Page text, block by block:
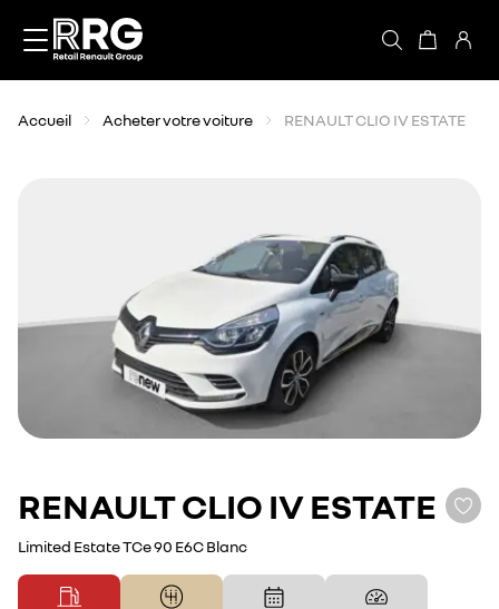
Accueil Acheter votre voiture RENAULT CLIO IV ESTATE
RENAULTCLIO IV ESTATE
Limited Estate TCe 90 E6C Blanc